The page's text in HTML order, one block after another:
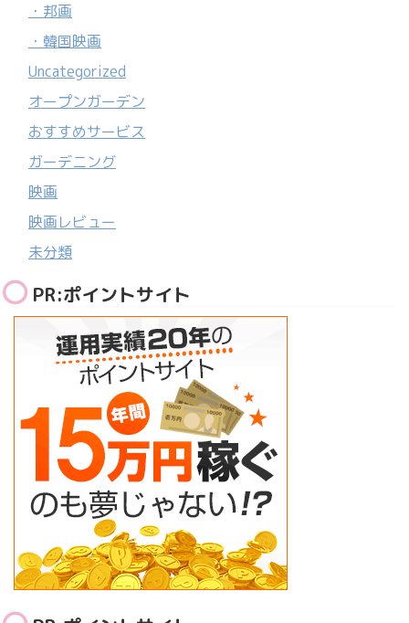
・邦画
・韓国映画
Uncategorized
オープンガーデン
おすすめサービス
ガーデニング
映画
映画レビュー
未分類
PR:ポイントサイト